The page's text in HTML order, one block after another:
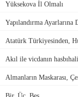
Yüksekova İl Olmalı
Yapılandırma Ayarlarına
Atatürk Türkiyesinden,
Akıl ile vicdanın hasbıhali
Almanların Maskarası,